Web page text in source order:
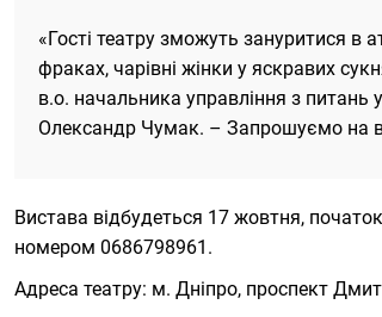
«Гості театру зможуть зануритися в
фраках, чарівні жінки у яскравих
в.о. начальника управління з питань
Олександр Чумак. – Запрошуємо на
Вистава відбудеться 17 жовтня,
номером 0686798961.
Адреса театру: м. Дніпро, проспект